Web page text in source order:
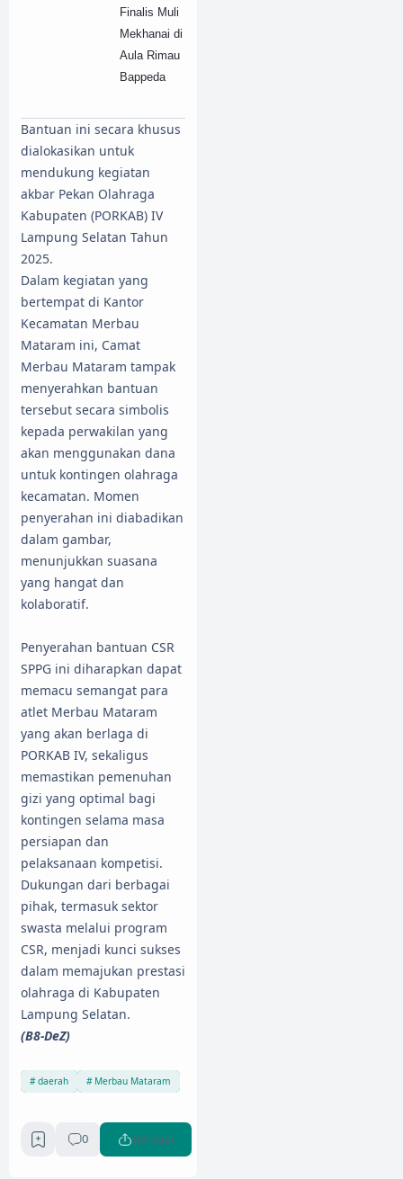
Finalis Muli
Mekhanai di
Aula Rimau
Bappeda
​Bantuan ini secara khusus
dialokasikan untuk
mendukung kegiatan
akbar Pekan Olahraga
Kabupaten (PORKAB) IV
Lampung Selatan Tahun
2025.
​Dalam kegiatan yang
bertempat di Kantor
Kecamatan Merbau
Mataram ini, Camat
Merbau Mataram tampak
menyerahkan bantuan
tersebut secara simbolis
kepada perwakilan yang
akan menggunakan dana
untuk kontingen olahraga
kecamatan. Momen
penyerahan ini diabadikan
dalam gambar,
menunjukkan suasana
yang hangat dan
kolaboratif.
​Penyerahan bantuan CSR
SPPG ini diharapkan dapat
memacu semangat para
atlet Merbau Mataram
yang akan berlaga di
PORKAB IV, sekaligus
memastikan pemenuhan
gizi yang optimal bagi
kontingen selama masa
persiapan dan
pelaksanaan kompetisi.
Dukungan dari berbagai
pihak, termasuk sektor
swasta melalui program
CSR, menjadi kunci sukses
dalam memajukan prestasi
olahraga di Kabupaten
Lampung Selatan.
(B8-DeZ)
daerah Merbau Mataram
0 Berbagi